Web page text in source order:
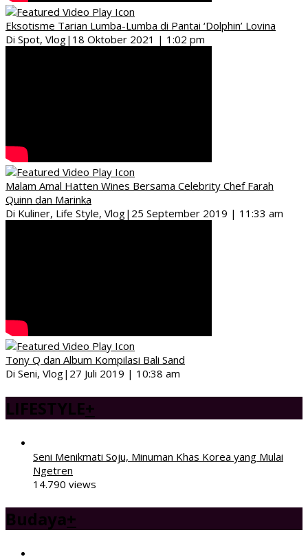
Eksotisme Tarian Lumba-Lumba di Pantai ‘Dolphin’ Lovina
Di Spot, Vlog| 18 Oktober 2021 | 1:02 pm
Malam Amal Hatten Wines Bersama Celebrity Chef Farah
Quinn dan Marinka
Di Kuliner, Life Style, Vlog| 25 September 2019 | 11:33 am
Tony Q dan Album Kompilasi Bali Sand
Di Seni, Vlog| 27 Juli 2019 | 10:38 am
LIFESTYLE+
Seni Menikmati Soju, Minuman Khas Korea yang Mulai
Ngetren
14.790 views
Budaya+